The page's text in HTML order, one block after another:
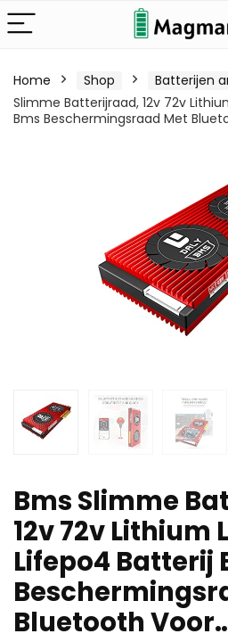
Home Shop Batterijen
Slimme Batterijraad, 12v 72v
Bms Beschermingsraad Met
Bms Slimme
12v 72v Lithium
Lifepo4 Batterij
Bluetooth